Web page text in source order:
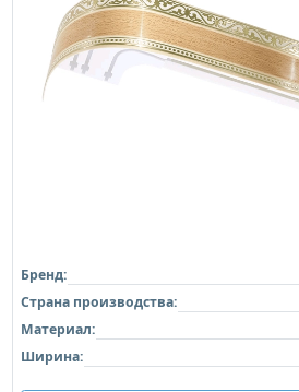
Бренд:
Страна производства:
Материал:
Ширина: